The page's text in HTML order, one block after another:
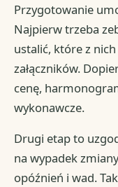
Przygotowanie
Najpierw trzeba
ustalić, które z
załączników.
cenę,
wykonawcze.
Drugi etap to
na wypadek
opóźnień i wad.